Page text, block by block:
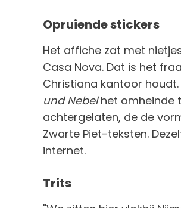
Opruiende stickers
Het affiche zat met
Casa Nova. Dat is het
Christiana kantoor
und Nebelhet omheinde
achtergelaten, de de
Zwarte Piet-teksten.
internet.
Trits